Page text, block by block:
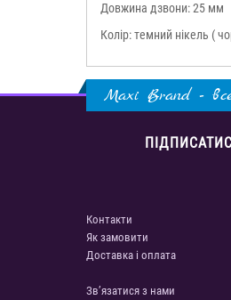
Довжина дзвони: 25 мм
Колір: темний нікель (
Maxi Brand -
Контакти
Як замовити
Доставка і оплата
Зв’язатися з нами